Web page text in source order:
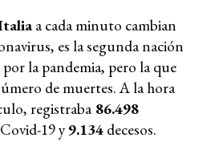
a cada minuto cambian
es la segunda nación
la pandemia, pero la que
de muertes. A la hora
registraba86.498
19 y9.134decesos.